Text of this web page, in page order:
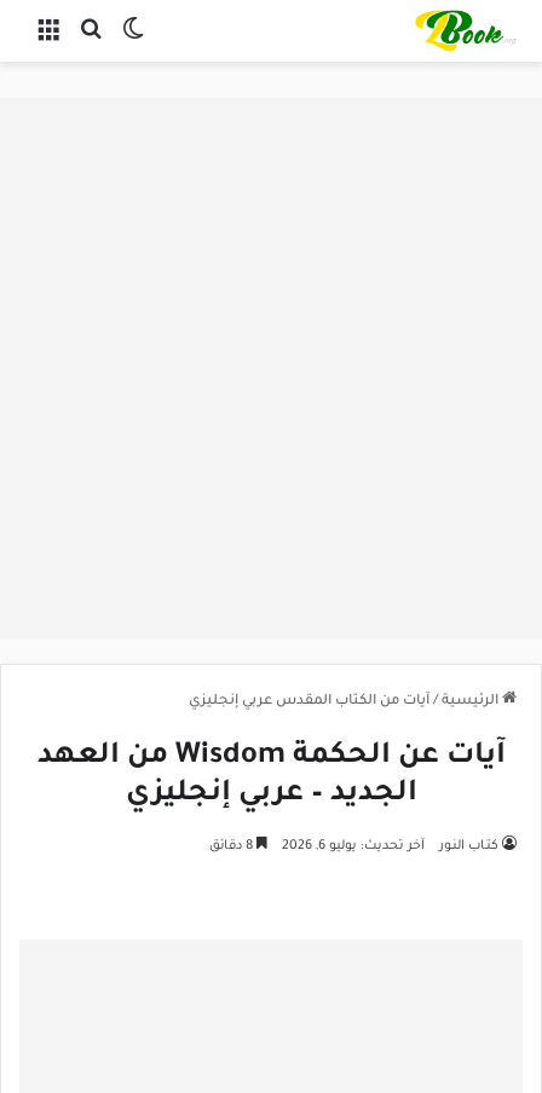
القائمة بحث عن
الرئيسية / آيات من الكتاب المقدس عربي إنجليزي
آيات عن الحكمة Wisdom من العهد
الجديد – عربي إنجليزي
كتـاب النـور آخر تحديث: يوليو 6, 2026